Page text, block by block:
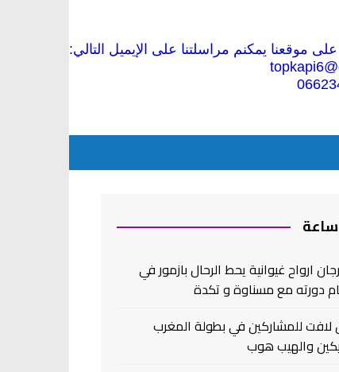
موقعنا يمكنم مراسلتنا على الإيميل التالي:
ارواح غيوانية يحط الرحال بازمور في
دورته مع مسناوة و تكدة
لافت للمشاركين في بطولة المغرب
والهيب هوب